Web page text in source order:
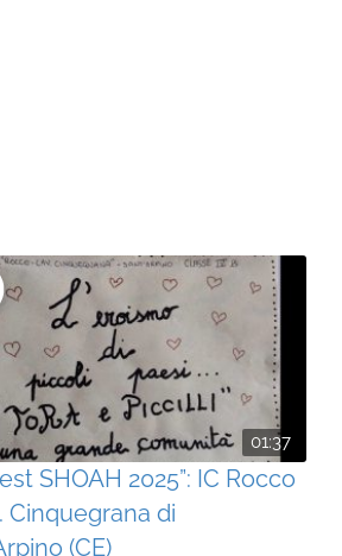
01:37
SHOAH 2025”: IC Rocco
Cinquegrana di
(CE)